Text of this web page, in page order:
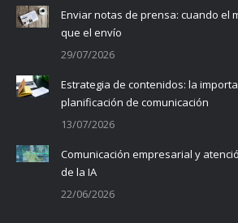
Enviar notas de prensa: cuando el
que el envío
29/07/2026
Estrategia de contenidos: la
planificación de comunicación
13/07/2026
Comunicación empresarial y
de la IA
22/06/2026